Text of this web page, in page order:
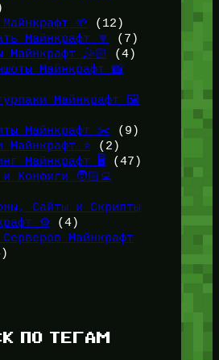
🌱
(12)
Майнкрафт 🔽
(7)
Майнкрафт 🤹🏻
(4)
Майнкрафт 📸
Майнкрафт 🖼️
Майнкрафт ✂️ (9)
Майнкрафт ⭐(2)
Майнкрафт 🖥️ (47)
Конфиги 🧑🏻‍💻
Сайты и Скрипты
⚙️ (4)
Майнкрафт
ПО ТЕГАМ